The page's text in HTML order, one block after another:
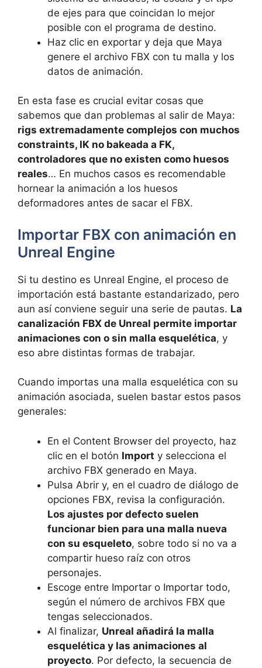
de ejes para que coincidan lo mejor
posible con el programa de destino.
Haz clic en exportar y deja que Maya
genere el archivo FBX con tu malla y los
datos de animación.
En esta fase es crucial evitar cosas que
sabemos que dan problemas al salir de Maya:
rigs extremadamente complejos con muchos
constraints, IK no bakeada a FK,
controladores que no existen como huesos
reales… En muchos casos es recomendable
hornear la animación a los huesos
deformadores antes de sacar el FBX.
Importar FBX con animación en
Unreal Engine
Si tu destino es Unreal Engine, el proceso de
importación está bastante estandarizado, pero
aun así conviene seguir una serie de pautas. La
canalización FBX de Unreal permite importar
animaciones con o sin malla esquelética, y
eso abre distintas formas de trabajar.
Cuando importas una malla esquelética con su
animación asociada, suelen bastar estos pasos
generales:
En el Content Browser del proyecto, haz
clic en el botón Import y selecciona el
archivo FBX generado en Maya.
Pulsa Abrir y, en el cuadro de diálogo de
opciones FBX, revisa la configuración.
Los ajustes por defecto suelen
funcionar bien para una malla nueva
con su esqueleto, sobre todo si no va a
compartir hueso raíz con otros
personajes.
Escoge entre Importar o Importar todo,
según el número de archivos FBX que
tengas seleccionados.
Al finalizar, Unreal añadirá la malla
esquelética y las animaciones al
proyecto. Por defecto, la secuencia de